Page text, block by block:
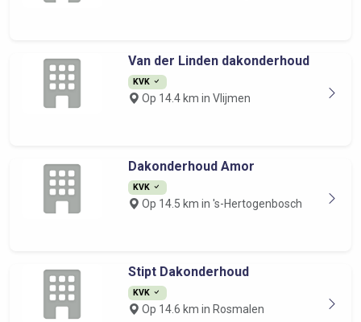
Van der Linden dakonderhoud
KVK
Op 14.4 km in Vlijmen
Dakonderhoud Amor
KVK
Op 14.5 km in 's-Hertogenbosch
Stipt Dakonderhoud
KVK
Op 14.6 km in Rosmalen